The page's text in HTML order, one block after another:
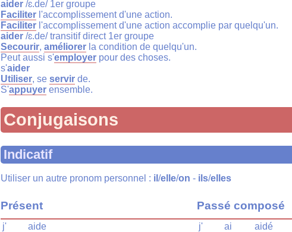
aider /ɛ.de/ 1er groupe
Faciliter l'accomplissement d'une action.
Faciliter l'accomplissement d'une action accomplie par quelqu'un.
aider /ɛ.de/ transitif direct 1er groupe
Secourir, améliorer la condition de quelqu'un.
Peut aussi s'employer pour des choses.
s'aider
Utiliser, se servir de.
S'appuyer ensemble.
Conjugaisons
Indicatif
Utiliser un autre pronom personnel : il /elle/on - ils/elles
Présent
j'
aide
Passé composé
j' ai
aidé